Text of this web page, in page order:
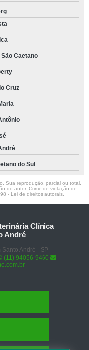
Caetano
Cruz
do Sul
Sua reprodução, parcial ou total,
do autor. Crime de violação de
- Lei de direitos autorais
Clínica
André
André - SP
(11) 94056-9460